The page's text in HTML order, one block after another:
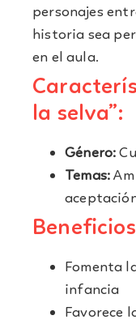
personajes
historia sea
en el aula.
la selva”:
Género:
Temas:
Fomenta
infancia
Favorece